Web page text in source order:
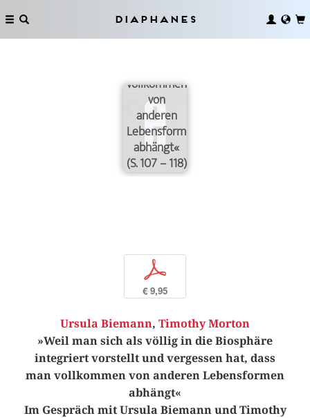
Diaphanes
und
vergessen
vollkommen
von
anderen
Lebensformen
abhängt«
(S. 107 – 118)
p
€ 9,95
Ursula Biemann, Timothy Morton
»Weil man sich als völlig in die Biosphäre
integriert vorstellt und vergessen hat, dass
man vollkommen von anderen Lebensformen
abhängt«
Im Gespräch mit Ursula Biemann und Timothy